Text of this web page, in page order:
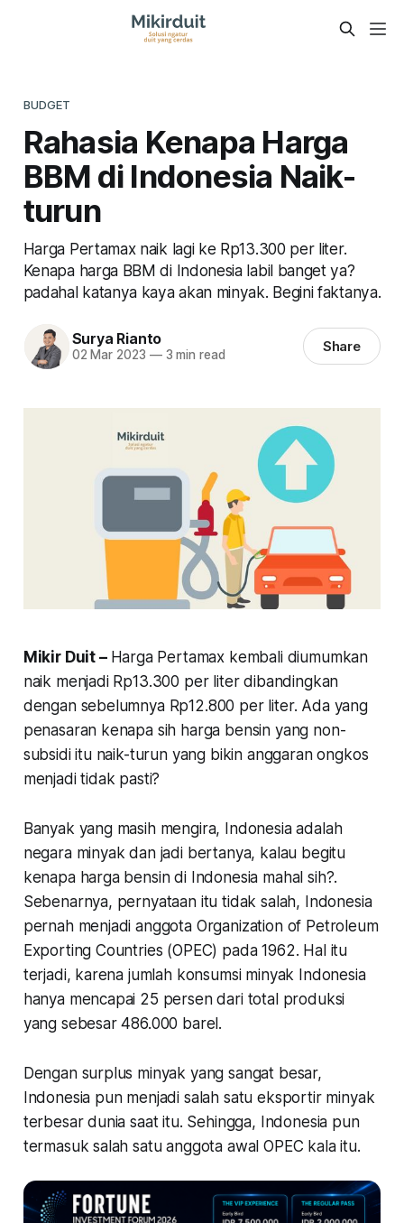
BUDGET
Rahasia Kenapa Harga
BBM di Indonesia Naik-
turun
Harga Pertamax naik lagi ke Rp13.300 per liter.
Kenapa harga BBM di Indonesia labil banget ya?
padahal katanya kaya akan minyak. Begini faktanya.
Surya Rianto
02 Mar 2023 —3 min read Share
Mikir Duit – Harga Pertamax kembali diumumkan
naik menjadi Rp13.300 per liter dibandingkan
dengan sebelumnya Rp12.800 per liter. Ada yang
penasaran kenapa sih harga bensin yang non-
subsidi itu naik-turun yang bikin anggaran ongkos
menjadi tidak pasti?
Banyak yang masih mengira, Indonesia adalah
negara minyak dan jadi bertanya, kalau begitu
kenapa harga bensin di Indonesia mahal sih?.
Sebenarnya, pernyataan itu tidak salah, Indonesia
pernah menjadi anggota Organization of Petroleum
Exporting Countries (OPEC) pada 1962. Hal itu
terjadi, karena jumlah konsumsi minyak Indonesia
hanya mencapai 25 persen dari total produksi
yang sebesar 486.000 barel.
Dengan surplus minyak yang sangat besar,
Indonesia pun menjadi salah satu eksportir minyak
terbesar dunia saat itu. Sehingga, Indonesia pun
termasuk salah satu anggota awal OPEC kala itu.